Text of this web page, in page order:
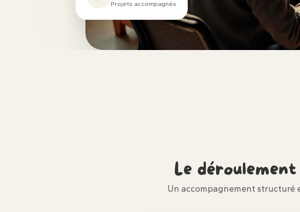
Projets accompagnés
Le
Un accompagnement structuré